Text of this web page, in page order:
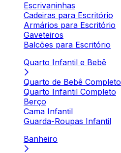
Escrivaninhas
Cadeiras para Escritório
Armários para Escritório
Gaveteiros
Balcões para Escritório
Quarto Infantil e Bebê
Quarto de Bebê Completo
Quarto Infantil Completo
Berço
Cama Infantil
Guarda-Roupas Infantil
Banheiro